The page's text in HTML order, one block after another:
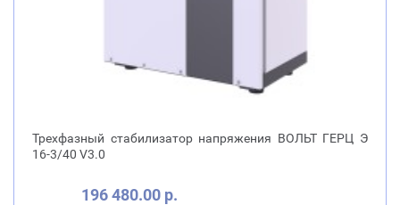
Трехфазный стабилизатор напряжения ВОЛЬТ ГЕРЦ Э
16-3/40 V3.0
196 480.00 р.